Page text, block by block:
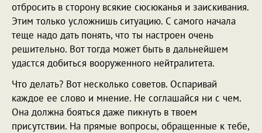
отбросить в сторону всякие сюсюканья и заискивания.
Этим только усложнишь ситуацию. С самого начала
теще надо дать понять, что ты настроен очень
решительно. Вот тогда может быть в дальнейшем
удастся добиться вооруженного нейтралитета.
Что делать? Вот несколько советов. Оспаривай
каждое ее слово и мнение. Не соглашайся ни с чем.
Она должна бояться даже пикнуть в твоем
присутствии. На прямые вопросы, обращенные к тебе,